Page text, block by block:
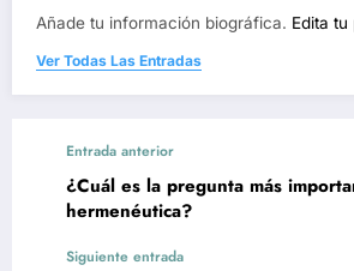
Añade tu información biográfica. Edita tu
Ver Todas Las Entradas
Entrada anterior
¿Cuál es la pregunta más
hermenéutica?
Siguiente entrada